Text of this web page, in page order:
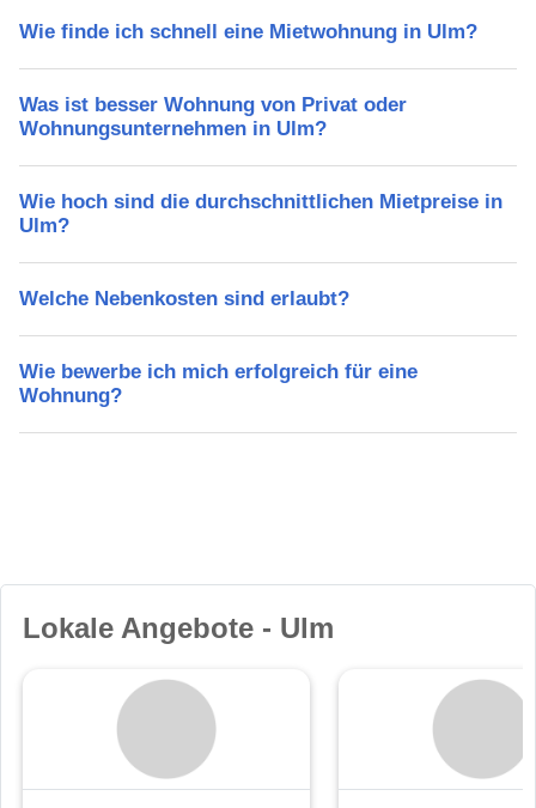
Wie finde ich schnell eine Mietwohnung in Ulm?
Was ist besser Wohnung von Privat oder
Wohnungsunternehmen in Ulm?
Wie hoch sind die durchschnittlichen Mietpreise in
Ulm?
Welche Nebenkosten sind erlaubt?
Wie bewerbe ich mich erfolgreich für eine
Wohnung?
Lokale Angebote - Ulm